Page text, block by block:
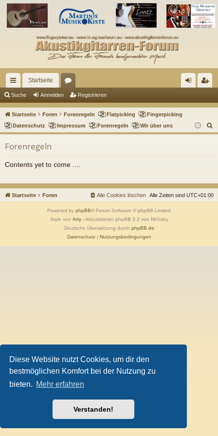
Diese Website nutzt Cookies, um dir den
bestmöglichen Komfort bei der Nutzung zu
bieten. Mehr erfahren
Verstanden!
ch
ne
llz
Startseite
en m ist
rie
Suche Anmelden Registrieren
Startseite Foren Forenregeln Flatpicking
Fingerpicking
Datenschutz
Impressum Forenregeln Wir über uns
u
Forenregeln
Contents yet to come ....
Startseite Foren Alle Zeiten sind UTC+01:00
Alle Cookies löschen
Powered by phpBB® Forum Software © phpBB Limited
Style von Arty- Aktualisieren phpBB 3.2 von MrGaby
Deutsche Übersetzung durch phpBB.de
Datenschutz| Nutzungsbedingungen